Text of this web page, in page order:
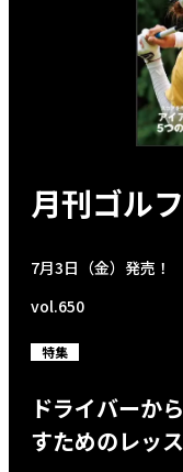
月刊ゴル
7月3日（金）発売！
vol.650
特集
ドライバーか
すためのレッ